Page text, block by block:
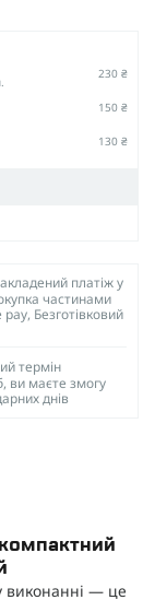
230 ₴
150 ₴
130 ₴
платіж у
частинами
Безготівковий
термін
ви маєте змогу
днів
виконанні — це